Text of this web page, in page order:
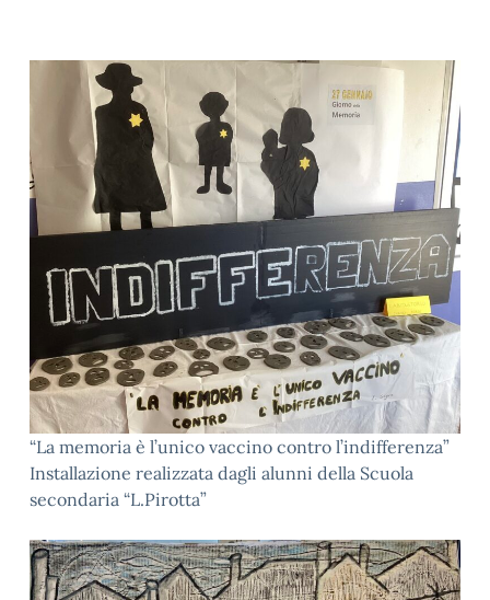
“La memoria è l’unico vaccino contro l’indifferenza”
Installazione realizzata dagli alunni della Scuola
secondaria “L.Pirotta”